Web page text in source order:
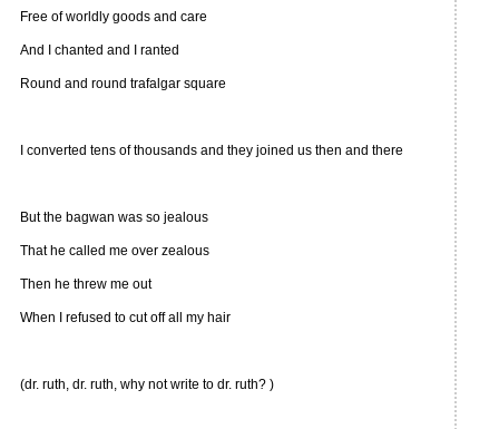
Free of worldly goods and care
And I chanted and I ranted
Round and round trafalgar square
I converted tens of thousands and they joined us then and there
But the bagwan was so jealous
That he called me over zealous
Then he threw me out
When I refused to cut off all my hair
(dr. ruth, dr. ruth, why not write to dr. ruth? )